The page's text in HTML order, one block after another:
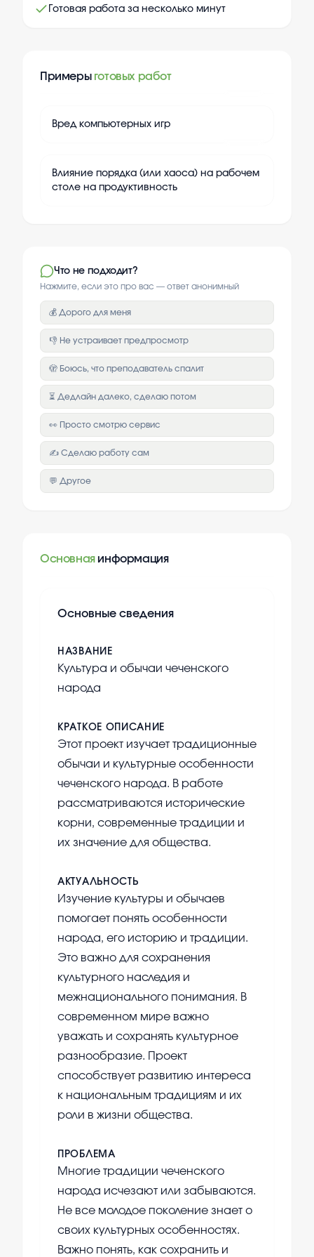
Готовая работа за несколько минут
Примеры готовых работ
Вред компьютерных игр
Влияние порядка (или хаоса) на рабочем
столе на продуктивность
Что не подходит?
Нажмите, если это про вас — ответ анонимный
💰 Дорого для меня
👎 Не устраивает предпросмотр
🫣 Боюсь, что преподаватель спалит
⏳ Дедлайн далеко, сделаю потом
👀 Просто смотрю сервис
✍️ Сделаю работу сам
💬 Другое
Основная информация
Основные сведения
НАЗВАНИЕ
Культура и обычаи чеченского
народа
КРАТКОЕ ОПИСАНИЕ
Этот проект изучает традиционные
обычаи и культурные особенности
чеченского народа. В работе
рассматриваются исторические
корни, современные традиции и
их значение для общества.
АКТУАЛЬНОСТЬ
Изучение культуры и обычаев
помогает понять особенности
народа, его историю и традиции.
Это важно для сохранения
культурного наследия и
межнационального понимания. В
современном мире важно
уважать и сохранять культурное
разнообразие. Проект
способствует развитию интереса
к национальным традициям и их
роли в жизни общества.
ПРОБЛЕМА
Многие традиции чеченского
народа исчезают или забываются.
Не все молодое поколение знает о
своих культурных особенностях.
Важно понять, как сохранить и